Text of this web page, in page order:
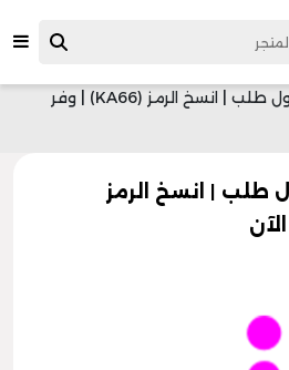
كود خصم جيني اول طلب | انسخ الرمز (KA66) | وفر
طلب | انسخ الرمز